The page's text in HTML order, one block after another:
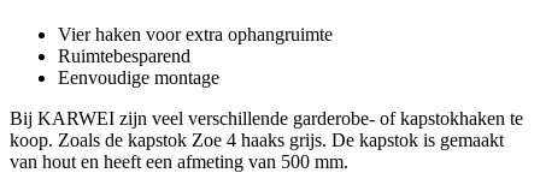
Vier haken voor extra ophangruimte
Ruimtebesparend
Eenvoudige montage
Bij KARWEI zijn veel verschillende garderobe- of kapstokhaken te
koop. Zoals de kapstok Zoe 4 haaks grijs. De kapstok is gemaakt
van hout en heeft een afmeting van 500 mm.